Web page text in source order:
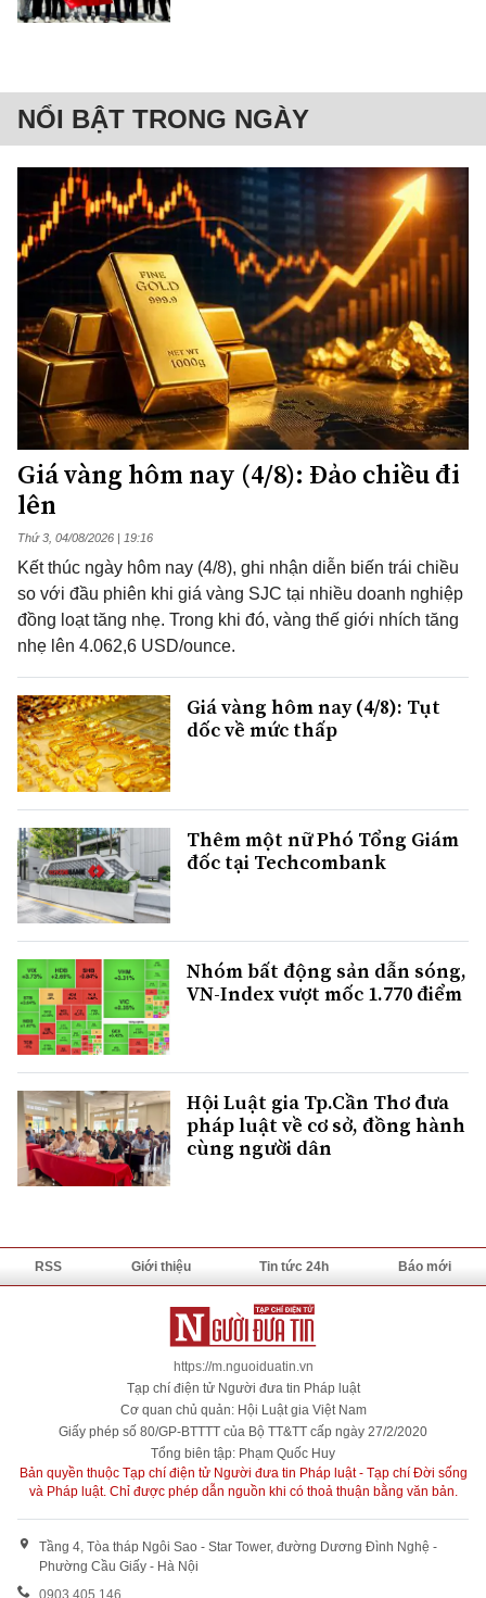
NỔI BẬT TRONG NGÀY
Giá vàng hôm nay (4/8): Đảo chiều đi
lên
Thứ 3, 04/08/2026 | 19:16
Kết thúc ngày hôm nay (4/8), ghi nhận diễn biến trái chiều
so với đầu phiên khi giá vàng SJC tại nhiều doanh nghiệp
đồng loạt tăng nhẹ. Trong khi đó, vàng thế giới nhích tăng
nhẹ lên 4.062,6 USD/ounce.
Giá vàng hôm nay (4/8): Tụt
dốc về mức thấp
Thêm một nữ Phó Tổng Giám
đốc tại Techcombank
Nhóm bất động sản dẫn sóng,
VN-Index vượt mốc 1.770 điểm
Hội Luật gia Tp.Cần Thơ đưa
pháp luật về cơ sở, đồng hành
cùng người dân
RSS Giới thiệu Tin tức 24h Báo mới
https://m.nguoiduatin.vn
Tạp chí điện tử Người đưa tin Pháp luật
Cơ quan chủ quản: Hội Luật gia Việt Nam
Giấy phép số 80/GP-BTTTT của Bộ TT&TT cấp ngày 27/2/2020
Tổng biên tập: Phạm Quốc Huy
Bản quyền thuộc Tạp chí điện tử Người đưa tin Pháp luật - Tạp chí Đời sống
và Pháp luật. Chỉ được phép dẫn nguồn khi có thoả thuận bằng văn bản.
Tầng 4, Tòa tháp Ngôi Sao - Star Tower, đường Dương Đình Nghệ -
Phường Cầu Giấy - Hà Nội
0903 405 146